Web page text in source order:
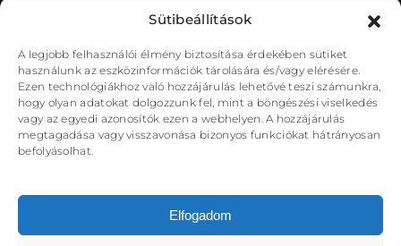
Sütibeállítások
A legjobb felhasználói élmény biztosítása érdekében sütiket
használunk az eszközinformációk tárolására és/vagy elérésére.
Ezen technológiákhoz való hozzájárulás lehetővé teszi számunkra,
hogy olyan adatokat dolgozzunk fel, mint a böngészési viselkedés
vagy az egyedi azonosítók ezen a webhelyen. A hozzájárulás
megtagadása vagy visszavonása bizonyos funkciókat hátrányosan
befolyásolhat.
Elfogadom
A Déryné Program kultúrstratégiai intézménye a
Nemzeti Színház.